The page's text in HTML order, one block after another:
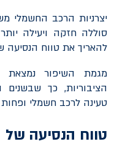
יצרניות הרכב החשמלי
סוללה חזקה ויעילה
להאריך את טווח הנסיעה
מגמת השיפור
הציבוריות, כך
טעינה לרכב חשמלי
טווח הנסיעה